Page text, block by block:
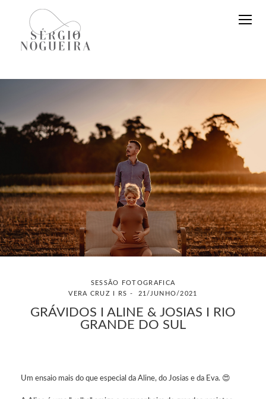
SESSÃO FOTOGRAFICA
VERA CRUZ I RS
21/JUNHO/2021
GRÁVIDOS I ALINE & JOSIAS I RIO
GRANDE DO SUL
Um ensaio mais do que especial da Aline, do Josias e da Eva. 😍